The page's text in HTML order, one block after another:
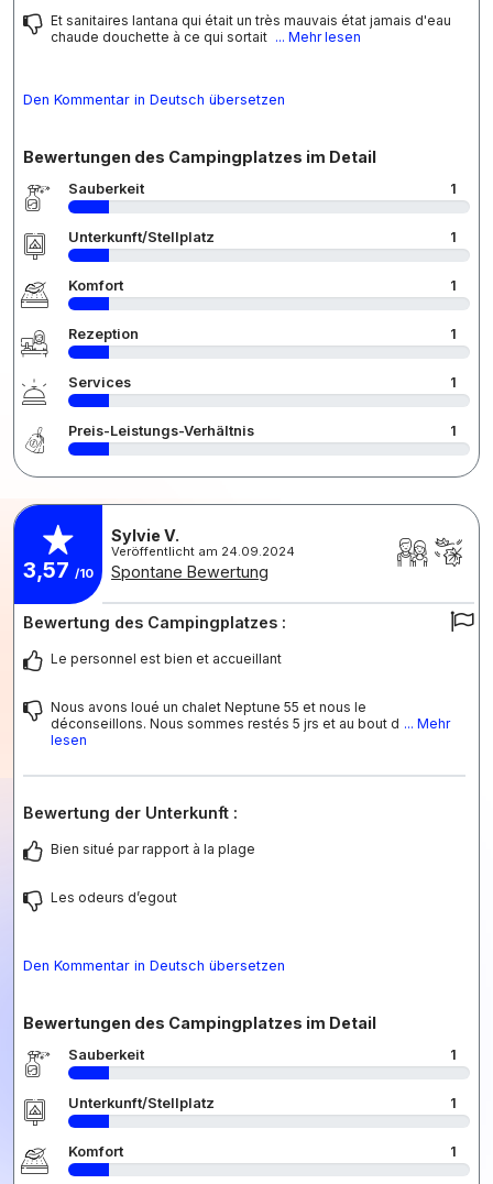
Et sanitaires lantana qui était un très mauvais état jamais d'eau
chaude douchette à ce qui sortait ... Mehr lesen
Den Kommentar in Deutsch übersetzen
Bewertungen des Campingplatzes im Detail
Sauberkeit 1
Unterkunft/Stellplatz 1
Komfort 1
Rezeption 1
Services 1
Preis-Leistungs-Verhältnis 1
3,57 /10
Sylvie V.
Veröffentlicht am 24.09.2024
Spontane Bewertung
Bewertung des Campingplatzes :
Le personnel est bien et accueillant
Nous avons loué un chalet Neptune 55 et nous le
déconseillons. Nous sommes restés 5 jrs et au bout d ... Mehr
lesen
Bewertung der Unterkunft :
Bien situé par rapport à la plage
Les odeurs d’egout
Den Kommentar in Deutsch übersetzen
Bewertungen des Campingplatzes im Detail
Sauberkeit 1
Unterkunft/Stellplatz 1
Komfort 1